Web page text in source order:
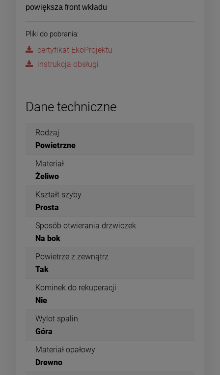
powiększa front wkładu
Pliki do pobrania:
certyfikat EkoProjektu
instrukcja obsługi
Dane techniczne
Rodzaj
Powietrzne
Materiał
Żeliwo
Kształt szyby
Prosta
Sposób otwierania drzwiczek
Na bok
Powietrze z zewnątrz
Tak
Kominek do rekuperacji
Nie
Wylot spalin
Góra
Materiał opałowy
Drewno